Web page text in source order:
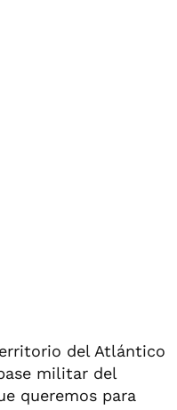
del Atlántico
militar del
queremos para